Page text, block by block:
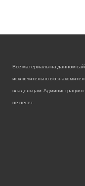
Все материалы на данном
исключительно в
владельцам. Администрация
не несет.